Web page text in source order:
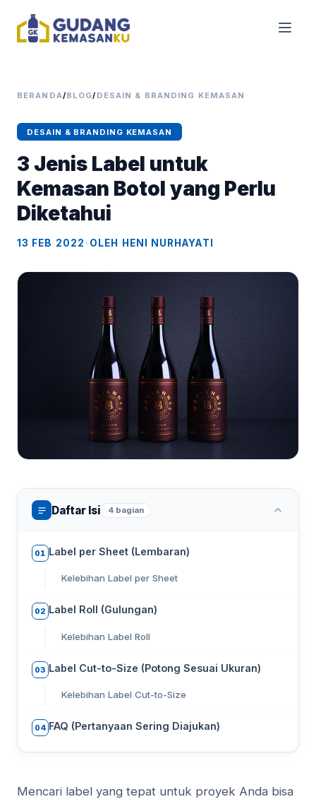
BERANDA/BLOG/ DESAIN & BRANDING KEMASAN
DESAIN & BRANDING KEMASAN
3 Jenis Label untuk
Kemasan Botol yang Perlu
Diketahui
13 FEB 2022•OLEH HENI NURHAYATI
Daftar Isi 4 bagian
01 Label per Sheet (Lembaran)
Kelebihan Label per Sheet
02 Label Roll (Gulungan)
Kelebihan Label Roll
03 Label Cut-to-Size (Potong Sesuai Ukuran)
Kelebihan Label Cut-to-Size
04 FAQ (Pertanyaan Sering Diajukan)
Mencari label yang tepat untuk proyek Anda bisa